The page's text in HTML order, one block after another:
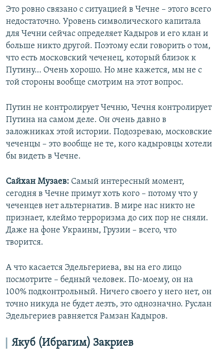
Это ровно связано с ситуацией в Чечне – этого всего
недостаточно. Уровень символического капитала
для Чечни сейчас определяет Кадыров и его клан и
больше никто другой. Поэтому если говорить о том,
что есть московский чеченец, который близок к
Путину… Очень хорошо. Но мне кажется, мы не с
той стороны вообще смотрим на этот вопрос.
Путин не контролирует Чечню, Чечня контролирует
Путина на самом деле. Он очень давно в
заложниках этой истории. Подозреваю, московские
чеченцы – это вообще не те, кого кадыровцы хотели
бы видеть в Чечне.
Сайхан Музаев: Самый интересный момент,
сегодня в Чечне примут хоть кого – потому что у
чеченцев нет альтернатив. В мире нас никто не
признает, клеймо терроризма до сих пор не сняли.
Даже на фоне Украины, Грузии – всего, что
творится.
А что касается Эдельгериева, вы на его лицо
посмотрите – бедный человек. По-моему, он на
100% подконтрольный. Ничего своего у него нет, он
точно никуда не будет лезть, это однозначно. Руслан
Эдельгериев равняется Рамзан Кадыров.
Якуб (Ибрагим) Закриев